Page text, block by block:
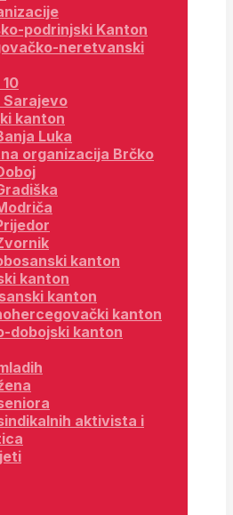
podrinjski Kanton
neretvanski
Sarajevo
kanton
Luka
organizacija Brčko
kanton
kanton
kanton
kanton
dobojski kanton
aktivista i